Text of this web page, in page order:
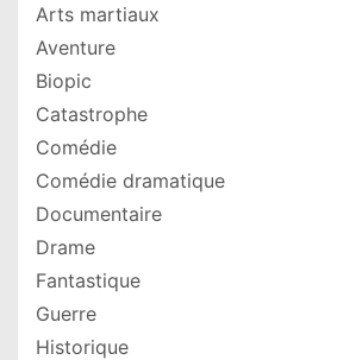
Arts martiaux
Aventure
Biopic
Catastrophe
Comédie
Comédie dramatique
Documentaire
Drame
Fantastique
Guerre
Historique